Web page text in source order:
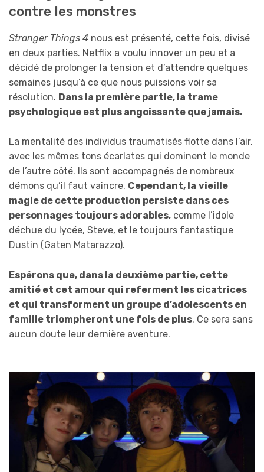
contre les monstres
Stranger Things 4 nous est présenté, cette fois, divisé
en deux parties. Netflix a voulu innover un peu et a
décidé de prolonger la tension et d’attendre quelques
semaines jusqu’à ce que nous puissions voir sa
résolution. Dans la première partie, la trame
psychologique est plus angoissante que jamais.
La mentalité des individus traumatisés flotte dans l’air,
avec les mêmes tons écarlates qui dominent le monde
de l’autre côté. Ils sont accompagnés de nombreux
démons qu’il faut vaincre. Cependant, la vieille
magie de cette production persiste dans ces
personnages toujours adorables, comme l’idole
déchue du lycée, Steve, et le toujours fantastique
Dustin (Gaten Matarazzo).
Espérons que, dans la deuxième partie, cette
amitié et cet amour qui referment les cicatrices
et qui transforment un groupe d’adolescents en
famille triompheront une fois de plus. Ce sera sans
aucun doute leur dernière aventure.